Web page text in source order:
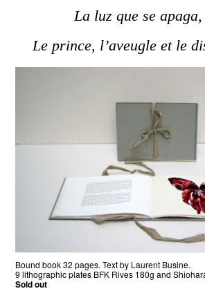
La luz que se apaga
Le prince, l’aveugle et le
Bound book 32 pages. Text by Laurent Busine.
9 lithographic plates BFK Rives 180g and
Sold out